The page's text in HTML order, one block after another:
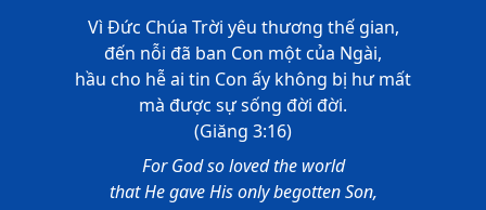
Vì Đức Chúa Trời yêu thương thế gian,
đến nỗi đã ban Con một của Ngài,
hầu cho hễ ai tin Con ấy không bị hư mất
mà được sự sống đời đời.
(Giăng 3:16)
For God so loved the world
that He gave His only begotten Son,